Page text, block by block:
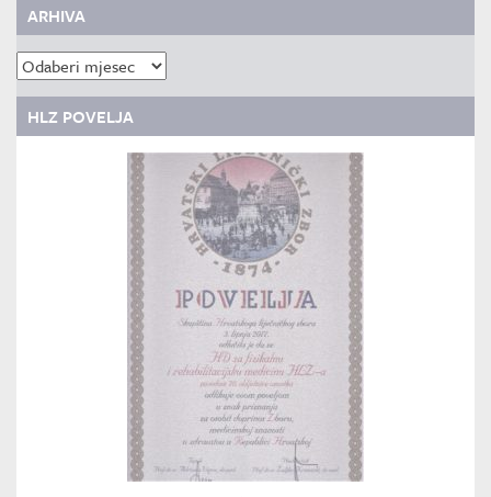
ARHIVA
Arhiva
HLZ POVELJA